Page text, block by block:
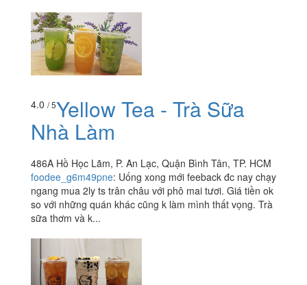
4.0 / 5Yellow Tea - Trà Sữa
Nhà Làm
486A Hồ Học Lãm, P. An Lạc, Quận Bình Tân, TP. HCM
foodee_g6m49pne: Uống xong mới feeback đc nay chạy
ngang mua 2ly ts trân châu với phô mai tươi. Giá tiền ok
so với những quán khác cũng k làm mình thất vọng. Trà
sữa thơm và k...